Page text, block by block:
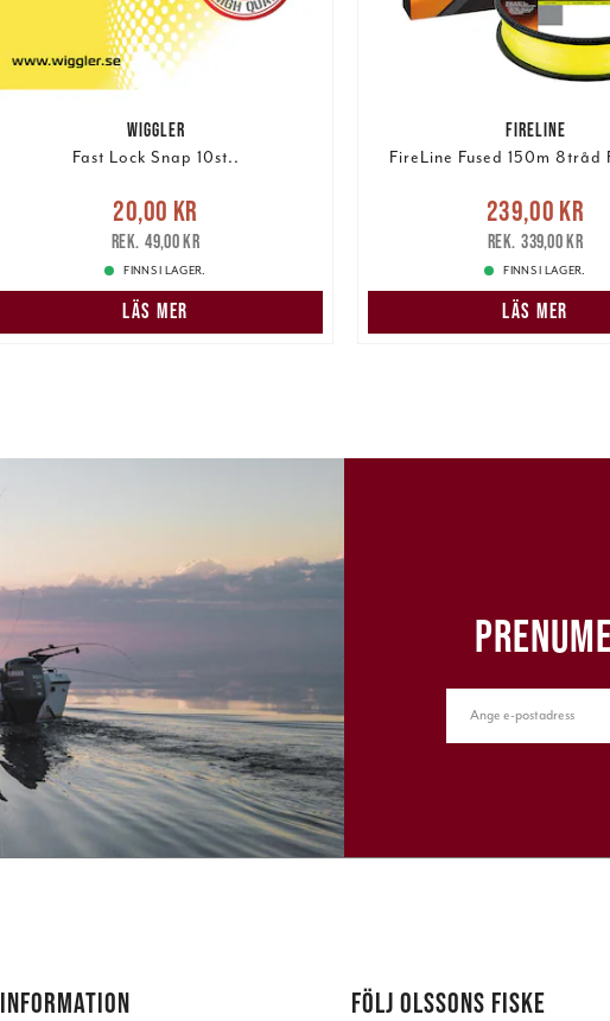
WIGGLER
Fast Lock Snap 10st..
Nuvarande pris :20,00 kr
pris: 49,00 kr
20,00 kr
49,00 kr
FINNS I LAGER.
LÄS MER
FIRELINE
FireLine Fused 150m 8tråd
Nuvarande pris
Tidigare pris
239,00 kr
339,00 kr
FINNS I LAGER.
LÄS MER
INFORMATION FÖLJ OLSSONS FISKE